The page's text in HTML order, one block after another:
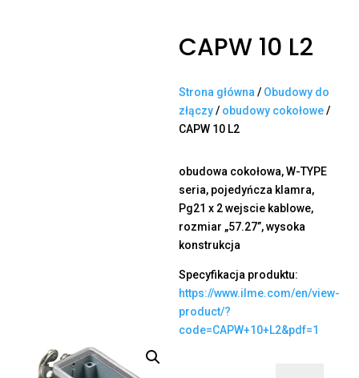
CAPW 10 L2
Strona główna / Obudowy do
złączy/ obudowy cokołowe/
CAPW 10 L2
obudowa cokołowa, W-TYPE
seria, pojedyńcza klamra,
Pg21 x 2 wejscie kablowe,
rozmiar „57.27”, wysoka
konstrukcja
Specyfikacja produktu:
https://www.ilme.com/en/view-
product/?
code=CAPW+10+L2&pdf=1